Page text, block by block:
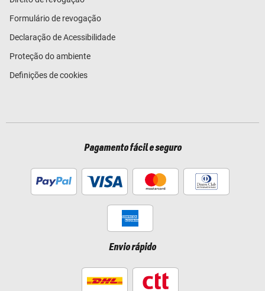
Formulário de revogação
Declaração de Acessibilidade
Proteção do ambiente
Definições de cookies
Pagamento fácil e seguro
Envio rápido